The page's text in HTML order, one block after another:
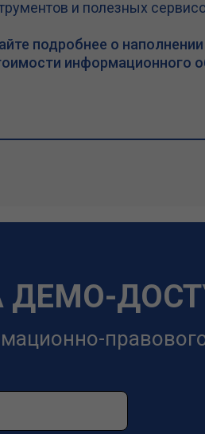
и полезных
подробнее о
информационного
ДЕМО-